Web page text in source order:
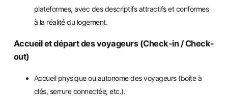
plateformes, avec des descriptifs attractifs et conformes
à la réalité du logement.
Accueil et départ des voyageurs (Check-in/Check-
out)
Accueil physique ou autonome des voyageurs (boîte à
clés, serrure connectée, etc.).